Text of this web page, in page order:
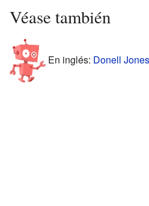
Véase también
En inglés: Donell